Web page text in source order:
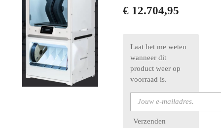
€ 12.704,95
Laat het me weten
wanneer dit
product weer op
voorraad is.
Verzenden